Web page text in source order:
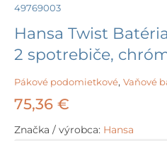
49769003
Hansa Twist
2 spotrebiče,
Pákové podomietkové, Vaňové
75,36 €
Značka / výrobca: Hansa